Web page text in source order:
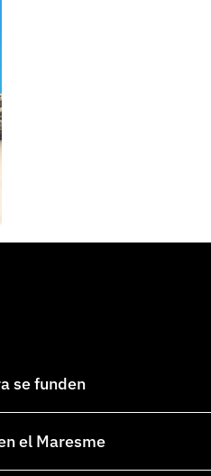
se funden
el Maresme